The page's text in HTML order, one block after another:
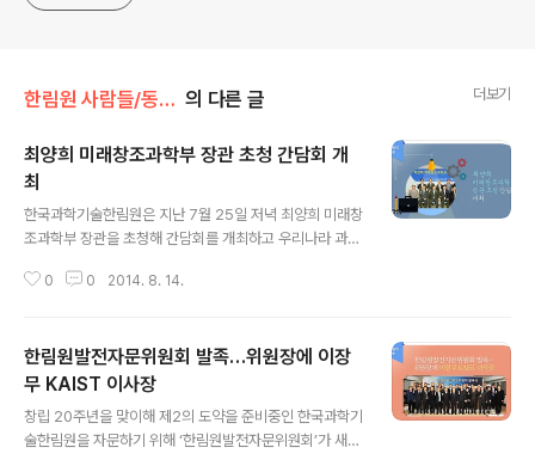
한림원 사람들/동행자들 의 다른 글 더보기
최양희 미래창조과학부 장관 초청 간담회 개
최
한국과학기술한림원은 지난 7월 25일 저녁 최양희 미래창
조과학부 장관을 초청해 간담회를 개최하고 우리나라 과학
규 초대원장을 비롯해 정근모(4대), 이현구(5대), 정길생
진되고 있는 부처 주요사업에 대해 소개하고 과학기술계
최고 석학 단체인 한림원에 자문을 구하는 형태로 진행됐
다. 최 장관은 2005년 한림원 정회원에 선출된 데 이어 융
합과학기술위원회 위원장과 청소년과학영재사사 사업의
멘토로도 활동한 바 있어 한림원과 인연이 깊다. 최 장관은
0 0 2014. 8. 14.
한림원발전자문위원회 발족…위원장에 이장
무 KAIST 이사장
창립 20주년을 맞이해 제2의 도약을 준비중인 한국과학기
술한림원을 자문하기 위해 ‘한림원발전자문위원회’가 새로